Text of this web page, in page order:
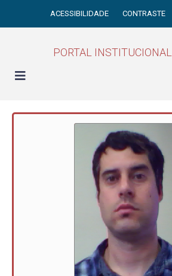
ACESSIBILIDADE CONTRASTE
PORTAL INSTITUCIONAL